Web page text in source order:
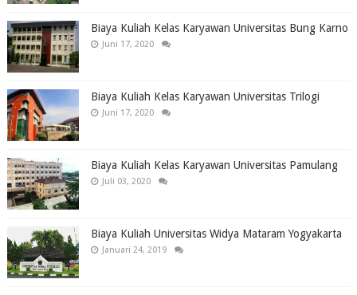
Biaya Kuliah Kelas Karyawan Universitas Bung Karno
Juni 17, 2020
Biaya Kuliah Kelas Karyawan Universitas Trilogi
Juni 17, 2020
Biaya Kuliah Kelas Karyawan Universitas Pamulang
Juli 03, 2020
Biaya Kuliah Universitas Widya Mataram Yogyakarta
Januari 24, 2019